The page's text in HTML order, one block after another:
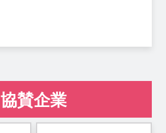
協賛企業